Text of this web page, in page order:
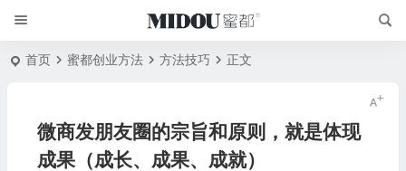
首页 蜜都创业方法 方法技巧 正文
微商发朋友圈的宗旨和原则，就是体现
成果（成长、成果、成就）